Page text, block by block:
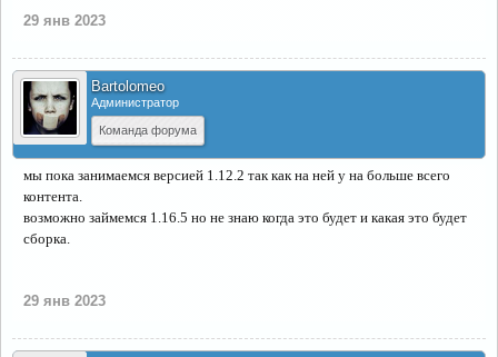
29 янв 2023
Bartolomeo
Администратор
Команда форума
мы пока занимаемся версией 1.12.2 так как на ней у на больше всего
контента.
возможно займемся 1.16.5 но не знаю когда это будет и какая это будет
сборка.
29 янв 2023